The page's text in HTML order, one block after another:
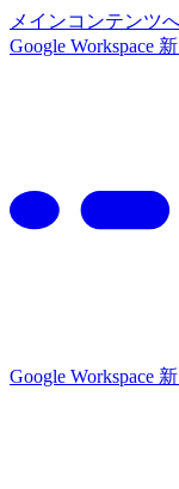
メインコンテンツ
Google Workspace
Google Workspace